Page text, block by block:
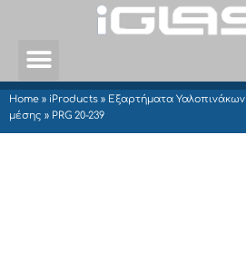
Home » iProducts » Εξαρτήματα Υαλοπινάκων
μέσης » PRG 20-239